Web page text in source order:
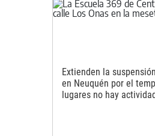
Extienden la
en Neuquén por el
lugares no hay